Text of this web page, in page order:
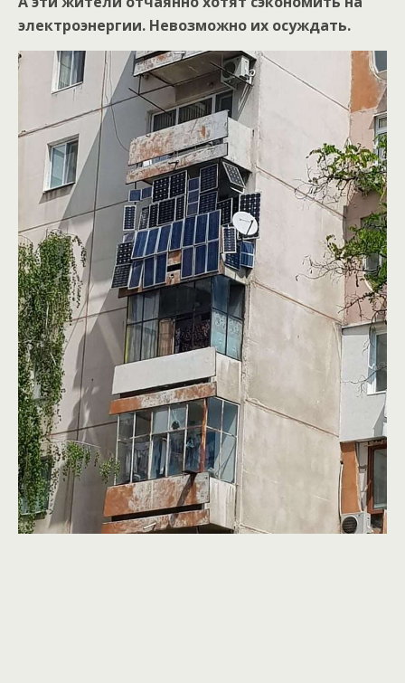
электроэнергии. Невозможно их осуждать.